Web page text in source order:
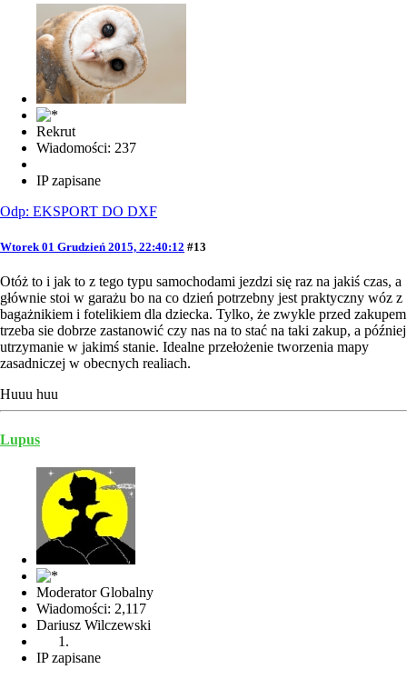
Rekrut
Wiadomości: 237
IP zapisane
Odp: EKSPORT DO DXF
Wtorek 01 Grudzień 2015, 22:40:12 #13
Otóż to i jak to z tego typu samochodami jezdzi się raz na jakiś czas, a
głównie stoi w garażu bo na co dzień potrzebny jest praktyczny wóz z
bagażnikiem i fotelikiem dla dziecka. Tylko, że zwykle przed zakupem
trzeba sie dobrze zastanowić czy nas na to stać na taki zakup, a później
utrzymanie w jakimś stanie. Idealne przełożenie tworzenia mapy
zasadniczej w obecnych realiach.
Huuu huu
Lupus
Moderator Globalny
Wiadomości: 2,117
Dariusz Wilczewski
IP zapisane